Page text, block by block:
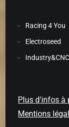
Racing 4 You
Electroseed
Industry&CNC
Plus d'infos à
Mentions